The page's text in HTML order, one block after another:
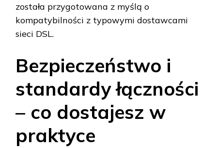
została przygotowana z myślą o
kompatybilności z typowymi dostawcami
sieci DSL.
Bezpieczeństwo i
standardy łączności
– co dostajesz w
praktyce